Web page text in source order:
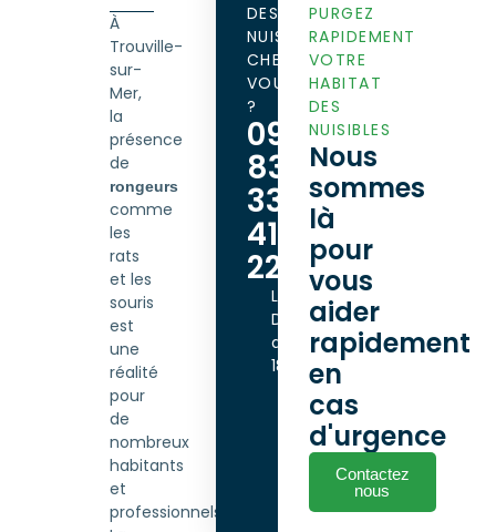
À
Trouville-
sur-
Mer,
la
présence
de
rongeurs
comme
les
rats
et les
souris
est
une
réalité
pour
de
nombreux
habitants
et
professionnels.
DES
NUISIBLES
CHEZ
VOUS
?
09
83
33
41
22
Lundi -
Dimanche
de 9h00 à
18h00
PURGEZ
RAPIDEMENT
VOTRE
HABITAT
DES
NUISIBLES
Nous
sommes
là
pour
vous
aider
rapidement
en
cas
d'urgence
Contactez
nous